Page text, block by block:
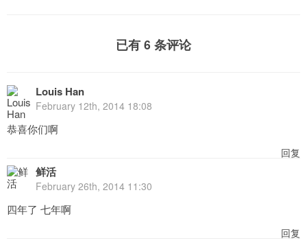
已有 6 条评论
Louis Han
February 12th, 2014 18:08
恭喜你们啊
回复
鲜活
February 26th, 2014 11:30
四年了 七年啊
回复